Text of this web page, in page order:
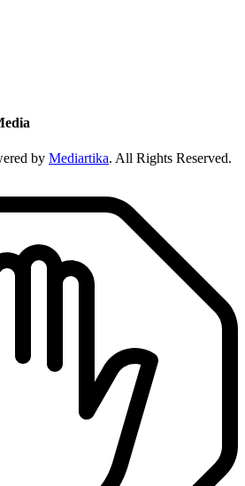
by Mediartika. All Rights Reserved.